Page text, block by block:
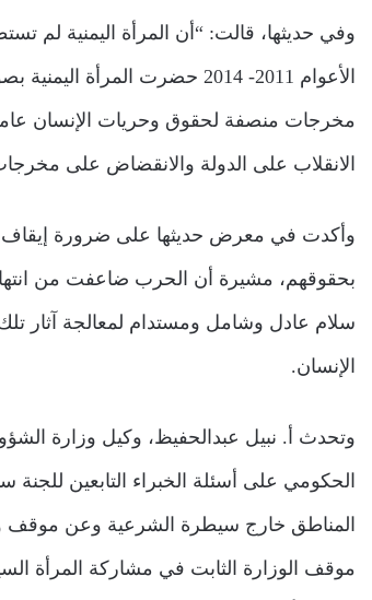
وفي حديثها، قالت: “أن المرأة اليمنية لم
الأعوام 2011- 2014 حضرت
مخرجات منصفة لحقوق وحريات الإنسان عامة
الانقلاب على الدولة والانقضاض على
وأكدت في معرض حديثها على ضرورة إيقاف
بحقوقهم، مشيرة أن الحرب ضاعفت من
سلام عادل وشامل ومستدام لمعالجة آثار
الإنسان.
وتحدث أ. نبيل عبدالحفيظ، وكيل وزارة
الحكومي على أسئلة الخبراء التابعين
المناطق خارج سيطرة الشرعية وعن موقف
موقف الوزارة الثابت في مشاركة المرأة